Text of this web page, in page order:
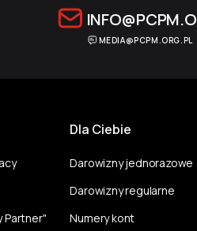
MEDIA@PCPM.ORG.PL
Partner"
Dla Ciebie
Darowizny jednorazowe
Darowizny regularne
Numery kont